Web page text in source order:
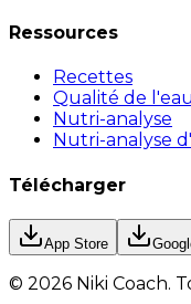
Ressources
Recettes
Qualité de l'eau
Nutri-analyse
Nutri-analyse
Télécharger
App Store
© 2026 Niki Coach.